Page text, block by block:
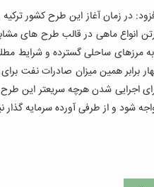
در زمان آغاز این طرح کشور
اکنون با تولید سالانه 400 الی 500 هزارتن انواع
مرزهای ساحلی گسترده و شرایط
برابر همین میزان صادرات نفت
اجرایی شدن هرچه سریعتر این طرح
و از طرفی آورده سرمایه گذار